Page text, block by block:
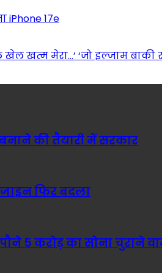
17e
खत्म मेरा…’ ‘जो इल्जाम बाकी
की तैयारी में सरकार
फिर बदला
5 करोड़ का सोना चुराने